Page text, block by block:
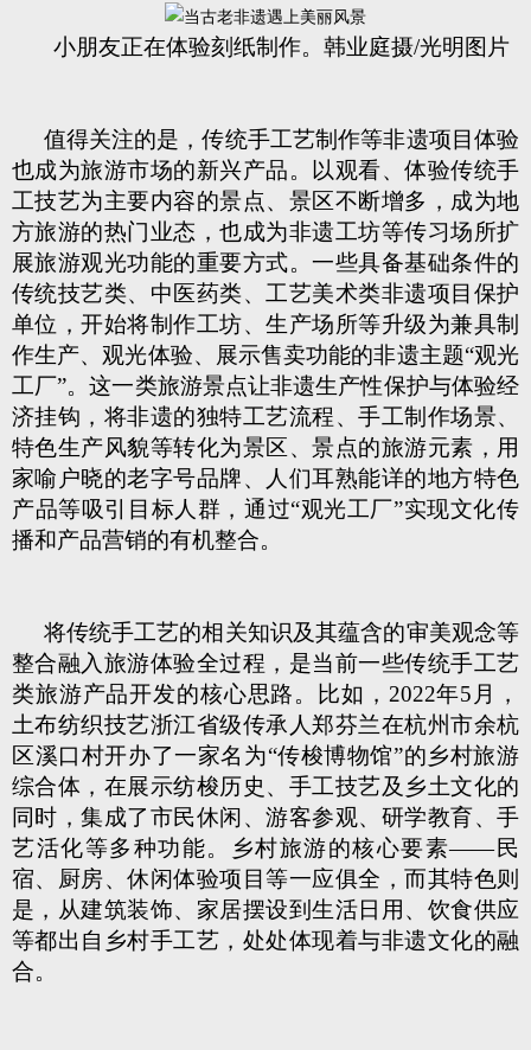
小朋友正在体验刻纸制作。韩业庭摄/光明图片
值得关注的是，传统手工艺制作等非遗项目体验
也成为旅游市场的新兴产品。以观看、体验传统手
工技艺为主要内容的景点、景区不断增多，成为地
方旅游的热门业态，也成为非遗工坊等传习场所扩
展旅游观光功能的重要方式。一些具备基础条件的
传统技艺类、中医药类、工艺美术类非遗项目保护
单位，开始将制作工坊、生产场所等升级为兼具制
作生产、观光体验、展示售卖功能的非遗主题“观光
工厂”。这一类旅游景点让非遗生产性保护与体验经
济挂钩，将非遗的独特工艺流程、手工制作场景、
特色生产风貌等转化为景区、景点的旅游元素，用
家喻户晓的老字号品牌、人们耳熟能详的地方特色
产品等吸引目标人群，通过“观光工厂”实现文化传
播和产品营销的有机整合。
将传统手工艺的相关知识及其蕴含的审美观念等
整合融入旅游体验全过程，是当前一些传统手工艺
类旅游产品开发的核心思路。比如，2022年5月，
土布纺织技艺浙江省级传承人郑芬兰在杭州市余杭
区溪口村开办了一家名为“传梭博物馆”的乡村旅游
综合体，在展示纺梭历史、手工技艺及乡土文化的
同时，集成了市民休闲、游客参观、研学教育、手
艺活化等多种功能。乡村旅游的核心要素——民
宿、厨房、休闲体验项目等一应俱全，而其特色则
是，从建筑装饰、家居摆设到生活日用、饮食供应
等都出自乡村手工艺，处处体现着与非遗文化的融
合。